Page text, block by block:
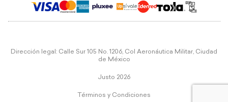
Dirección legal: Calle Sur 105 No. 1206, Col Aeronáutica Militar, Ciudad
de México
Justo 2026
Términos y Condiciones